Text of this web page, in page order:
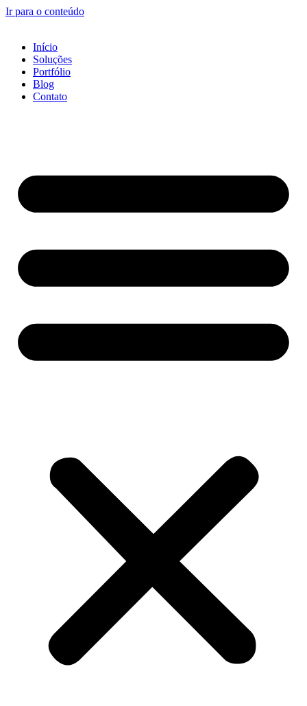
Ir para o conteúdo
Início
Soluções
Portfólio
Blog
Contato